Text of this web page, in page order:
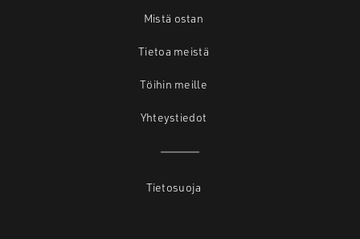
Mistä ostan
Tietoa meistä
Töihin meille
Yhteystiedot
Tietosuoja